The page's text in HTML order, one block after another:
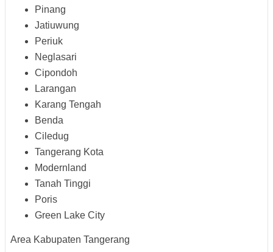
Pinang
Jatiuwung
Periuk
Neglasari
Cipondoh
Larangan
Karang Tengah
Benda
Ciledug
Tangerang Kota
Modernland
Tanah Tinggi
Poris
Green Lake City
Area Kabupaten Tangerang